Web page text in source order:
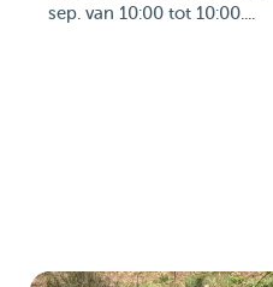
sep. van 10:00 tot 10:00....